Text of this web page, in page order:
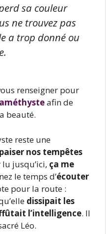
sa couleur
ne trouvez pas
a trop donné ou
renseigner pour
afin de
beauté.
reste une
nos tempêtes
lu jusqu’ici, ça me
le temps d’écouter
pour la route :
dissipait les
l’intelligence. Il
Léo.